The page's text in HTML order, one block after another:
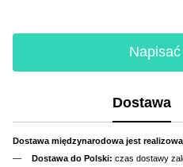
Dostawa
Dostawa międzynarodowa jest
Dostawa do Polski: czas dostawy